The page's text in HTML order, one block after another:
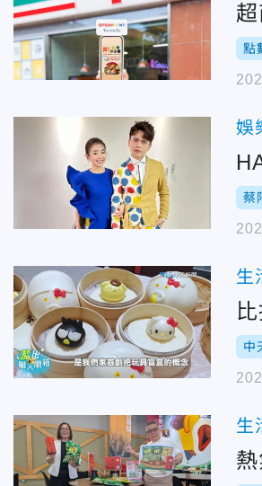
點
娛
蔡
生
中
生